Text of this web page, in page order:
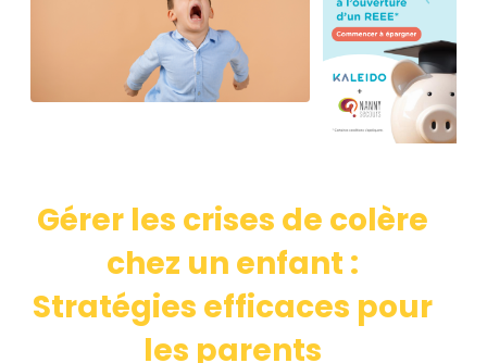
Gérer les crises de colère
chez un enfant :
Stratégies efficaces pour
les parents